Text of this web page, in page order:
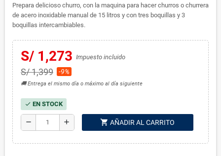
Prepara delicioso churro, con la maquina para hacer churros o churrera
de acero inoxidable manual de 15 litros y con tres boquillas y 3
boquillas intercambiables.
S/ 1,273 Impuesto incluido
S/ 1,399 -9%
🚚 Entrega el mismo día o máximo al día siguiente
check EN STOCK
remove add shopping_cart AÑADIR AL CARRITO